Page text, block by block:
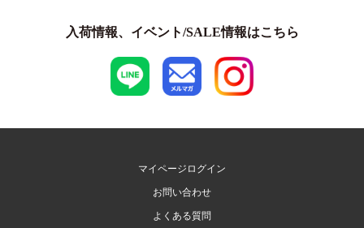
入荷情報、イベント/SALE情報はこちら
マイページログイン
お問い合わせ
よくある質問